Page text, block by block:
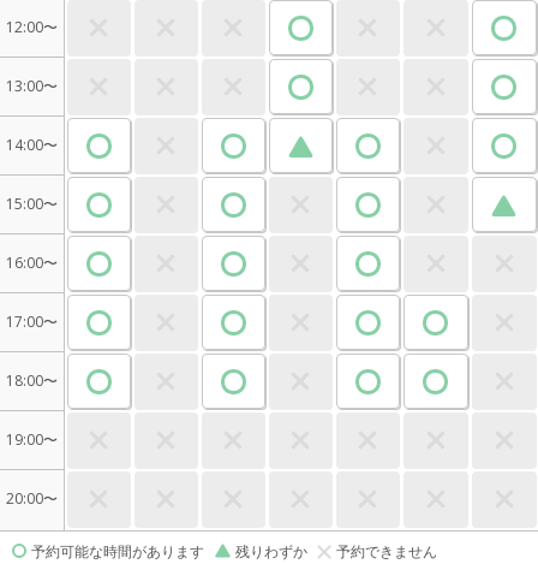
12:00〜
13:00〜
14:00〜
15:00〜
16:00〜
17:00〜
18:00〜
19:00〜
20:00〜
予約可能な時間があります 残りわずか 予約できません